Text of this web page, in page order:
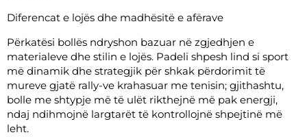
Diferencat e lojës dhe madhësitë e afërave
Përkatësi bollës ndryshon bazuar në zgjedhjen e
materialeve dhe stilin e lojës. Padeli shpesh lind si sport
më dinamik dhe strategjik për shkak përdorimit të
mureve gjatë rally-ve krahasuar me tenisin; gjithashtu,
bolle me shtypje më të ulët rikthejnë më pak energji,
ndaj ndihmojnë largtarët të kontrollojnë shpejtinë më
leht.